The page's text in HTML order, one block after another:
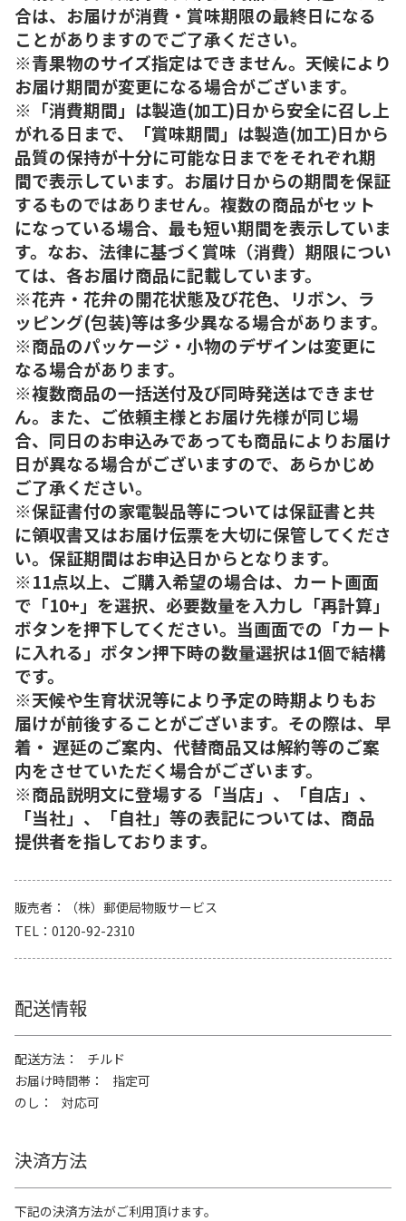
合は、お届けが消費・賞味期限の最終日になる
ことがありますのでご了承ください。
※青果物のサイズ指定はできません。天候により
お届け期間が変更になる場合がございます。
※「消費期間」は製造(加工)日から安全に召し上
がれる日まで、「賞味期間」は製造(加工)日から
品質の保持が十分に可能な日までをそれぞれ期
間で表示しています。お届け日からの期間を保証
するものではありません。複数の商品がセット
になっている場合、最も短い期間を表示していま
す。なお、法律に基づく賞味（消費）期限につい
ては、各お届け商品に記載しています。
※花卉・花弁の開花状態及び花色、リボン、ラ
ッピング(包装)等は多少異なる場合があります。
※商品のパッケージ・小物のデザインは変更に
なる場合があります。
※複数商品の一括送付及び同時発送はできませ
ん。また、ご依頼主様とお届け先様が同じ場
合、同日のお申込みであっても商品によりお届け
日が異なる場合がございますので、あらかじめ
ご了承ください。
※保証書付の家電製品等については保証書と共
に領収書又はお届け伝票を大切に保管してくださ
い。保証期間はお申込日からとなります。
※11点以上、ご購入希望の場合は、カート画面
で「10+」を選択、必要数量を入力し「再計算」
ボタンを押下してください。当画面での「カート
に入れる」ボタン押下時の数量選択は1個で結構
です。
※天候や生育状況等により予定の時期よりもお
届けが前後することがございます。その際は、早
着・ 遅延のご案内、代替商品又は解約等のご案
内をさせていただく場合がございます。
※商品説明文に登場する「当店」、「自店」、
「当社」、「自社」等の表記については、商品
提供者を指しております。
販売者
（株）郵便局物販サービス
TEL
0120-92-2310
配送情報
配送方法
チルド
お届け時間帯
指定可
のし
対応可
決済方法
下記の決済方法がご利用頂けます。